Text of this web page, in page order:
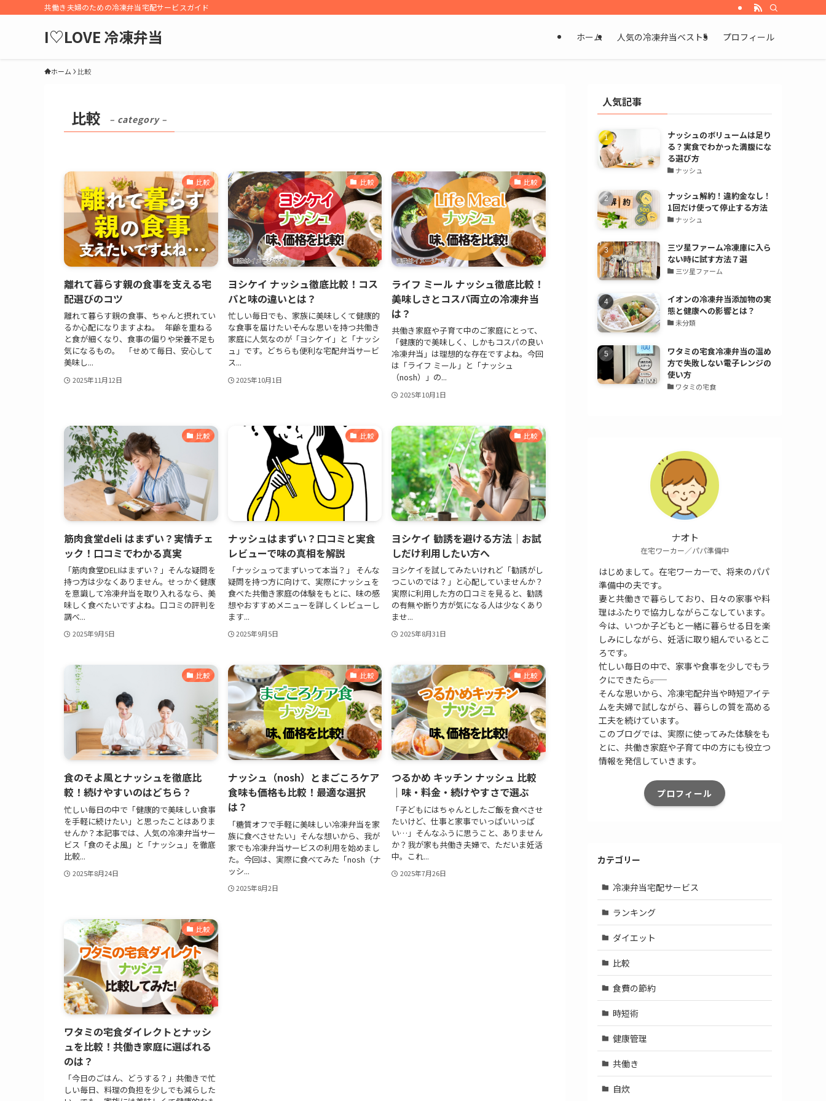
共働き夫婦のための冷凍弁当宅配サービスガイド
I♡LOVE 冷凍弁当 ホーム 人気の冷凍弁当ベスト5 プロフィール
ホーム 比較
比較 – category –
比較
離れて暮らす親の食事を支える宅
配選びのコツ
離れて暮らす親の食事、ちゃんと摂れてい
るか心配になりますよね。 年齢を重ねる
と食が細くなり、食事の偏りや栄養不足も
気になるもの。 「せめて毎日、安心して
美味し...
2025年11月12日
比較
ヨシケイ ナッシュ徹底比較！コス
パと味の違いとは？
忙しい毎日でも、家族に美味しくて健康的
な食事を届けたい――そんな思いを持つ共働き
家庭に人気なのが「ヨシケイ」と「ナッシ
ュ」です。どちらも便利な宅配弁当サービ
ス...
2025年10月1日
比較
ライフ ミール ナッシュ徹底比較！
美味しさとコスパ両立の冷凍弁当
は？
共働き家庭や子育て中のご家庭にとって、
「健康的で美味しく、しかもコスパの良い
冷凍弁当」は理想的な存在ですよね。今回
は「ライフ ミール」と「ナッシュ
（nosh）」の...
2025年10月1日
比較
筋肉食堂deli はまずい？実情チェ
ック！口コミでわかる真実
「筋肉食堂DELIはまずい？」そんな疑問を
持つ方は少なくありません。せっかく健康
を意識して冷凍弁当を取り入れるなら、美
味しく食べたいですよね。口コミの評判を
調べ...
2025年9月5日
比較
ナッシュはまずい？口コミと実食
レビューで味の真相を解説
「ナッシュってまずいって本当？」 そんな
疑問を持つ方に向けて、実際にナッシュを
食べた共働き家庭の体験をもとに、味の感
想やおすすめメニューを詳しくレビューし
ます...
2025年9月5日
比較
ヨシケイ 勧誘を避ける方法｜お試
しだけ利用したい方へ
ヨシケイを試してみたいけれど「勧誘がし
つこいのでは？」と心配していませんか？
実際に利用した方の口コミを見ると、勧誘
の有無や断り方が気になる人は少なくあり
ませ...
2025年8月31日
比較
食のそよ風とナッシュを徹底比
較！続けやすいのはどちら？
忙しい毎日の中で「健康的で美味しい食事
を手軽に続けたい」と思ったことはありま
せんか？本記事では、人気の冷凍弁当サー
ビス「食のそよ風」と「ナッシュ」を徹底
比較...
2025年8月24日
比較
ナッシュ（nosh）とまごころケア
食味も価格も比較！最適な選択
は？
「糖質オフで手軽に美味しい冷凍弁当を家
族に食べさせたい」そんな想いから、我が
家でも冷凍弁当サービスの利用を始めまし
た。今回は、実際に食べてみた「nosh（ナ
ッシ...
2025年8月2日
比較
つるかめ キッチン ナッシュ 比較
｜味・料金・続けやすさで選ぶ
「子どもにはちゃんとしたご飯を食べさせ
たいけど、仕事と家事でいっぱいいっぱ
い…」そんなふうに思うこと、ありません
か？我が家も共働き夫婦で、ただいま妊活
中。これ...
2025年7月26日
比較
ワタミの宅食ダイレクトとナッシ
ュを比較！共働き家庭に選ばれる
のは？
「今日のごはん、どうする？」共働きで忙
しい毎日、料理の負担を少しでも減らした
人気記事
ナッシュのボリュームは足り
る？実食でわかった満腹にな
る選び方
ナッシュ
ナッシュ解約！違約金なし！
1回だけ使って停止する方法
ナッシュ
三ツ星ファーム冷凍庫に入ら
ない時に試す方法７選
三ツ星ファーム
イオンの冷凍弁当添加物の実
態と健康への影響とは？
未分類
ワタミの宅食冷凍弁当の温め
方で失敗しない電子レンジの
使い方
ワタミの宅食
ナオト
在宅ワーカー／パパ準備中
はじめまして。在宅ワーカーで、将来のパパ
準備中の夫です。
妻と共働きで暮らしており、日々の家事や料
理はふたりで協力しながらこなしています。
今は、いつか子どもと一緒に暮らせる日を楽
しみにしながら、妊活に取り組んでいるとこ
ろです。
忙しい毎日の中で、家事や食事を少しでもラ
クにできたら――。
そんな思いから、冷凍宅配弁当や時短アイテ
ムを夫婦で試しながら、暮らしの質を高める
工夫を続けています。
このブログでは、実際に使ってみた体験をも
とに、共働き家庭や子育て中の方にも役立つ
情報を発信していきます。
プロフィール
カテゴリー
冷凍弁当宅配サービス
ランキング
ダイエット
比較
食費の節約
時短術
健康管理
共働き
自炊